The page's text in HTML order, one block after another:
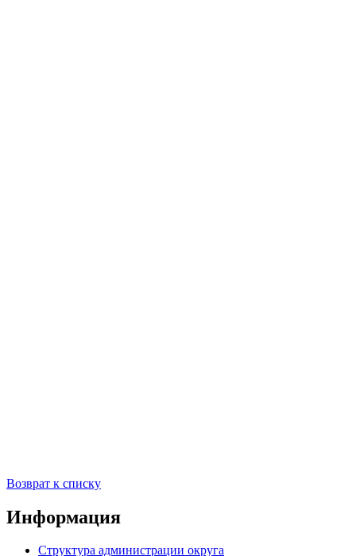
Возврат к списку
Информация
Структура администрации округа